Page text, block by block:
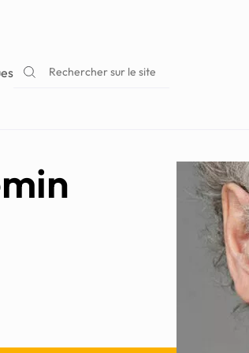
Rechercher sur le site